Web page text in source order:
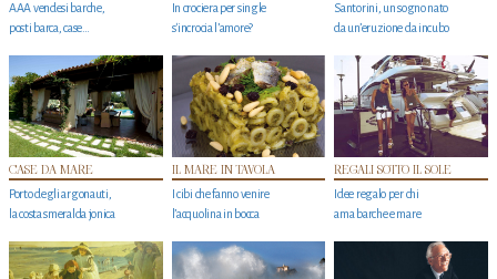
AAA vendesi barche,
posti barca, case…
In crociera per single
s'incrocia l’amore?
Santorini, un sogno nato
da un’eruzione da incubo
CASE DA MARE
Porto degli argonauti,
la costa smeralda jonica
IL MARE IN TAVOLA
I cibi che fanno venire
l’acquolina in bocca
REGALI SOTTO IL SOLE
Idee regalo per chi
ama barche e mare